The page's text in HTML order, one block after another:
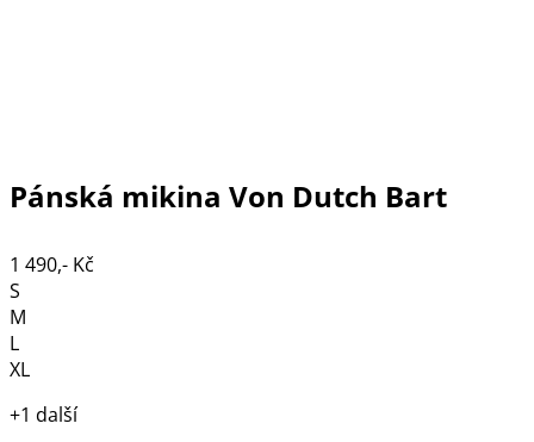
Pánská mikina Von Dutch Bart
1 490,- Kč
S
M
L
XL
+1 další